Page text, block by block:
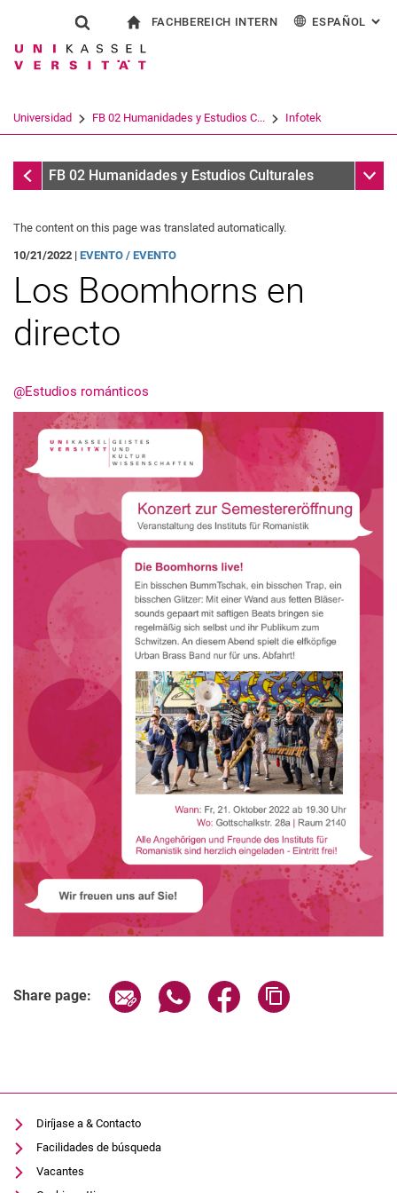
Jump directly to: content
Jump directly to: search
Jump directly to: main
Show search form
Search term
Search (opens an external link in a
FACHBEREICH INTERN ESPAÑOL :
Universidad FB 02 Humanidades y Estudios C... Infotek
InfotekFB 02 Humanidades y Estudios Culturales Sub
The content on this page was translated automatically.
10/21/2022 | EVENTO / EVENTO
Los Boomhorns en
directo
@Estudios románticos
Share page: Share page via email
Share page via WhatsApp
Share page via
Diríjase a & Contacto
Facilidades de búsqueda
Vacantes